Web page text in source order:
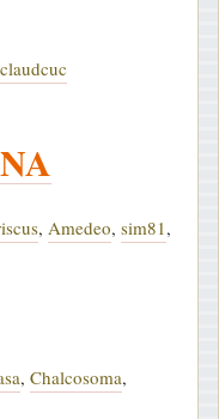
claudcuc
, Amedeo, sim81 ,
, Chalcosoma,